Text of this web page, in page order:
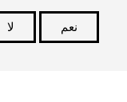
نعم
لا